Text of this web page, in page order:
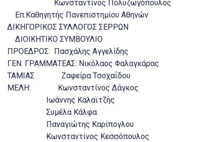
Κωνσταντίνος Πολυζωγόπουλος
Επ.Καθηγητής Πανεπιστημίου Αθηνών
ΔΙΚΗΓΟΡΙΚΟΣ ΣΥΛΛΟΓΟΣ ΣΕΡΡΩΝ
ΔΙΟΙΚΗΤΙΚΟ ΣΥΜΒΟΥΛΙΟ
ΠΡΟΕΔΡΟΣ: Πασχάλης Αγγελίδης
ΓΕΝ. ΓΡΑΜΜΑΤΕΑΣ: Νικόλαος Φαλαγκάρας
ΤΑΜΙΑΣ : Ζαφείρα Τσοχαΐδου
ΜΕΛΗ: Κωνσταντίνος Δάγκος
Ιωάννης Καλαϊτζής
Συμέλα Κάλφα
Παναγιώτης Καρίπογλου
Κωνσταντίνος Κεσσόπουλος